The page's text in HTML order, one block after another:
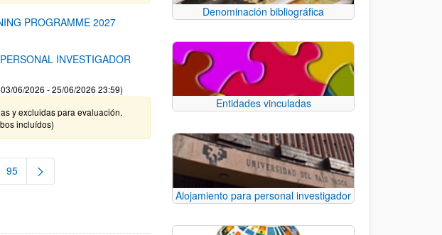
PROGRAMME 2027
INVESTIGADOR
06/2026 - 25/06/2026 23:59)
y excluidas para evaluación.
incluídos)
intermedias Use TAB para desplazarse.
Página
95
Denominación bibliográfica
Entidades vinculadas
Alojamiento para personal investigador